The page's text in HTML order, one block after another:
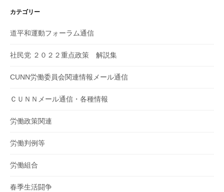
カテゴリー
道平和運動フォーラム通信
社民党 ２０２２重点政策 解説集
CUNN労働委員会関連情報メール通信
ＣＵＮＮメール通信・各種情報
労働政策関連
労働判例等
労働組合
春季生活闘争